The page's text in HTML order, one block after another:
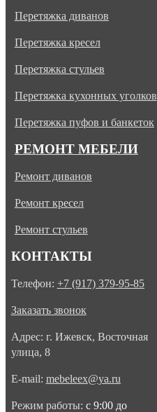
Перетяжка диванов
Перетяжка кресел
Перетяжка стульев
Перетяжка кухонных уголков
Перетяжка пуфов и банкеток
РЕМОНТ МЕБЕЛИ
Ремонт диванов
Ремонт кресел
Ремонт стульев
КОНТАКТЫ
Телефон: +7 (917) 379-95-85
Заказать звонок
Адрес: г. Ижевск, Восточная
улица, 8
E-mail: mebeleex@ya.ru
Режим работы: с 9:00 до